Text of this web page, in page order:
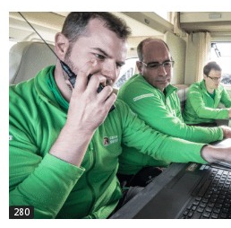
280